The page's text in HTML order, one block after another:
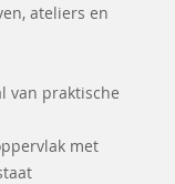
ateliers en
van praktische
met